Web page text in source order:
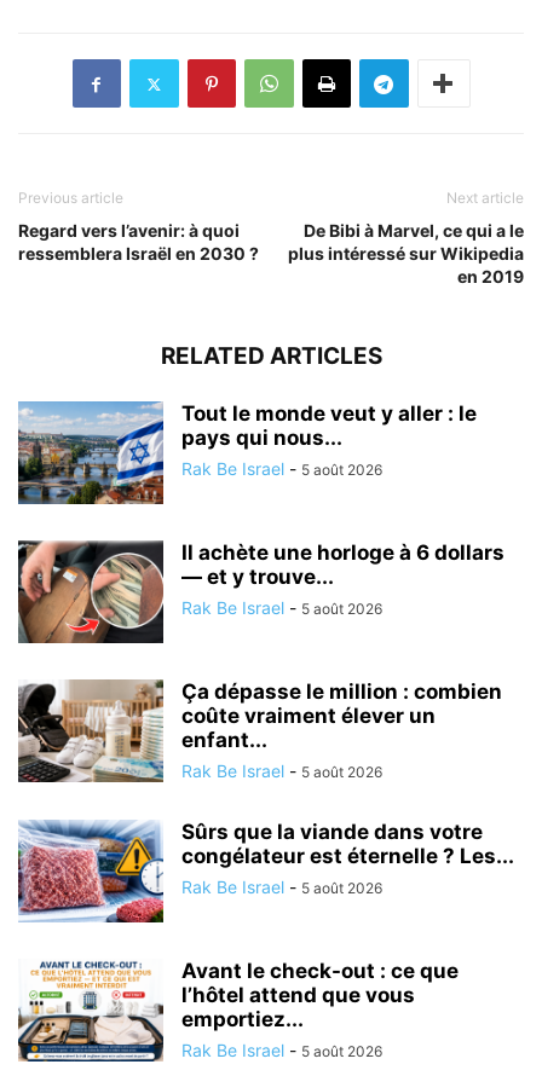
Previous article
Regard vers l’avenir: à quoi
ressemblera Israël en 2030 ?
Next article
De Bibi à Marvel, ce qui a le
plus intéressé sur Wikipedia
en 2019
RELATED ARTICLES
Tout le monde veut y aller : le
pays qui nous...
Rak Be Israel - 5 août 2026
Il achète une horloge à 6 dollars
— et y trouve...
Rak Be Israel - 5 août 2026
Ça dépasse le million : combien
coûte vraiment élever un
enfant...
Rak Be Israel - 5 août 2026
Sûrs que la viande dans votre
congélateur est éternelle ? Les...
Rak Be Israel - 5 août 2026
Avant le check-out : ce que
l’hôtel attend que vous
emportiez...
Rak Be Israel - 5 août 2026